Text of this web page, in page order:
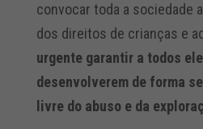
convocar toda a sociedade
dos direitos de crianças e
urgente garantir a todos
desenvolverem de forma
livre do abuso e da